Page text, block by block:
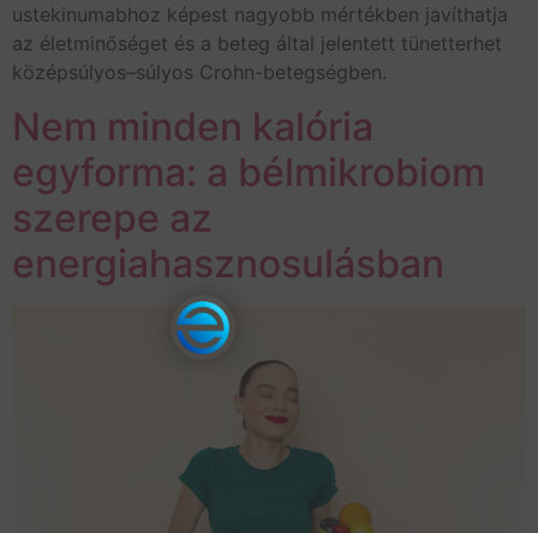
ustekinumabhoz képest nagyobb mértékben javíthatja
az életminőséget és a beteg által jelentett tünetterhet
középsúlyos–súlyos Crohn-betegségben.
Nem minden kalória
egyforma: a bélmikrobiom
szerepe az
energiahasznosulásban